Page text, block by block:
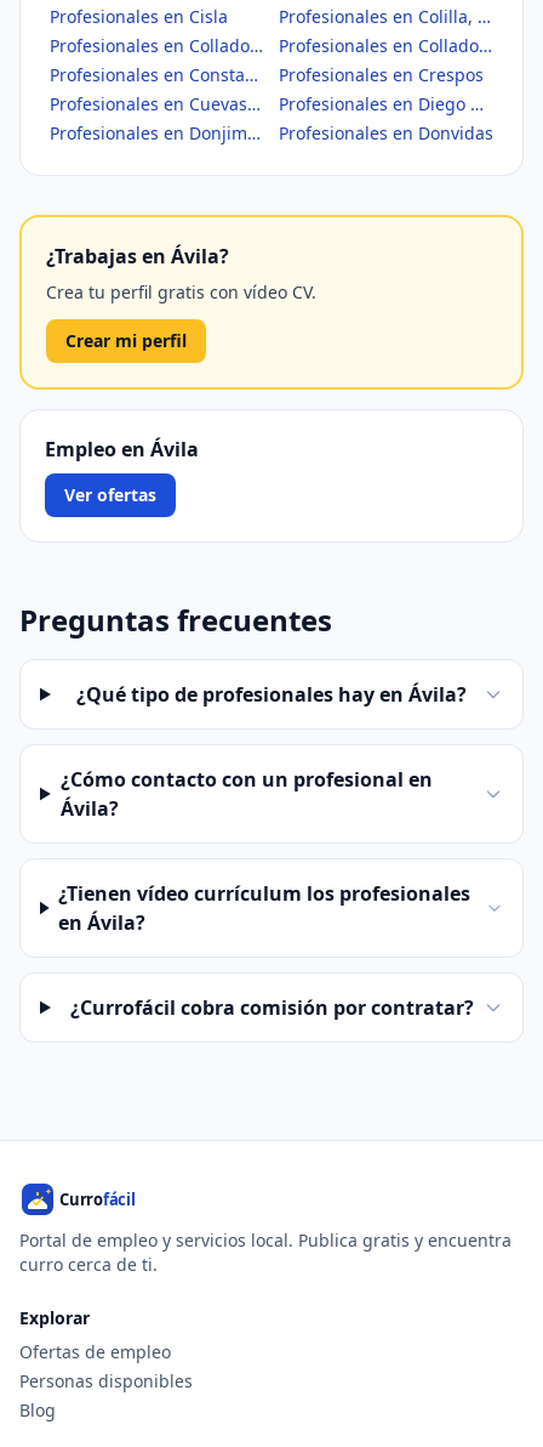
Profesionales en Cisla
Profesionales en Colilla, La
Profesionales en Collado de Contreras
Profesionales en Collado del Mirón
Profesionales en Constanzana
Profesionales en Crespos
Profesionales en Cuevas del Valle
Profesionales en Diego del Carpio
Profesionales en Donjimeno
Profesionales en Donvidas
¿Trabajas en Ávila?
Crea tu perfil gratis con vídeo CV.
Crear mi perfil
Empleo en Ávila
Ver ofertas
Preguntas frecuentes
¿Qué tipo de profesionales hay en Ávila?
¿Cómo contacto con un profesional en
Ávila?
¿Tienen vídeo currículum los profesionales
en Ávila?
¿Currofácil cobra comisión por contratar?
Portal de empleo y servicios local. Publica gratis y encuentra
curro cerca de ti.
Explorar
Ofertas de empleo
Personas disponibles
Blog